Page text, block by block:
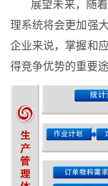
展望未来，随
理系统将会更加强
企业来说，掌握和
得竞争优势的重要途